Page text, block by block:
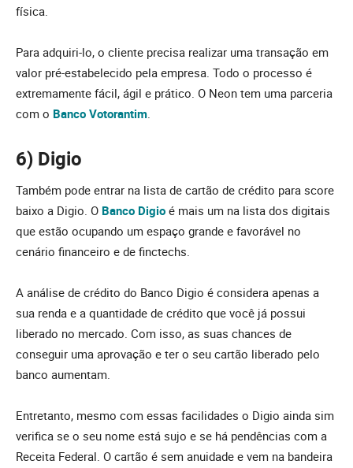
física.
Para adquiri-lo, o cliente precisa realizar uma transação em
valor pré-estabelecido pela empresa. Todo o processo é
extremamente fácil, ágil e prático. O Neon tem uma parceria
com o Banco Votorantim.
6) Digio
Também pode entrar na lista de cartão de crédito para score
baixo a Digio. O Banco Digio é mais um na lista dos digitais
que estão ocupando um espaço grande e favorável no
cenário financeiro e de finctechs.
A análise de crédito do Banco Digio é considera apenas a
sua renda e a quantidade de crédito que você já possui
liberado no mercado. Com isso, as suas chances de
conseguir uma aprovação e ter o seu cartão liberado pelo
banco aumentam.
Entretanto, mesmo com essas facilidades o Digio ainda sim
verifica se o seu nome está sujo e se há pendências com a
Receita Federal. O cartão é sem anuidade e vem na bandeira